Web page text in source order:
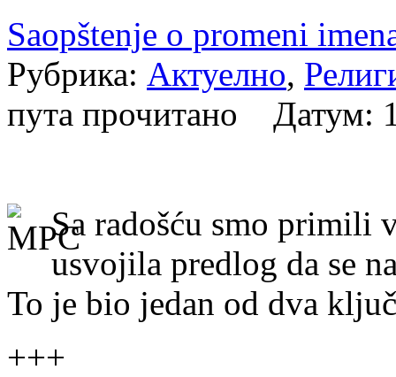
Saopštenje o promeni
Рубрика: Актуелно,
пута прочитано Датум:
Sa radošću smo primili
usvojila predlog da se
To je bio jedan od dva
+++